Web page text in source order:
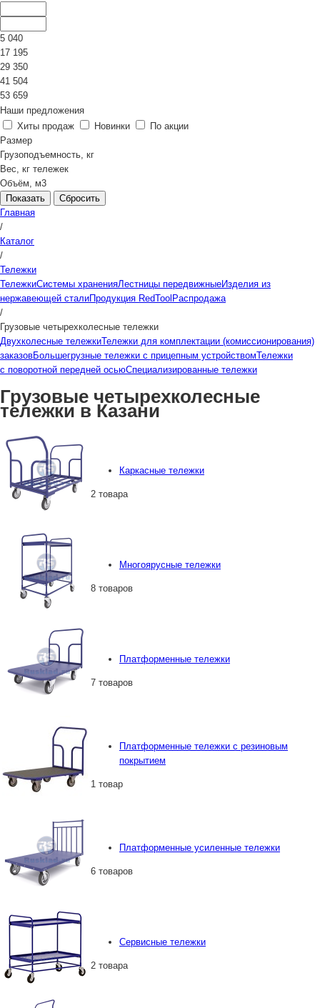
5 040
17 195
29 350
41 504
53 659
Наши предложения
Хиты продаж
Новинки
По акции
Размер
Грузоподъемность, кг
Вес, кг тележек
Объём, м3
Сбросить
Главная
/
Каталог
/
Тележки
ТележкиСистемы храненияЛестницы передвижныеИзделия из
нержавеющей сталиПродукция RedTool Распродажа
/
Грузовые четырехколесные тележки
Двухколесные тележкиТележки для комплектации (комиссионирования)
заказовБольшегрузные тележки с прицепным устройствомТележки
с поворотной передней осьюСпециализированные тележки
Грузовые четырехколесные
тележки в Казани
Каркасные тележки
2 товара
Многоярусные тележки
8 товаров
Платформенные тележки
7 товаров
Платформенные тележки с резиновым
покрытием
1 товар
Платформенные усиленные тележки
6 товаров
Сервисные тележки
2 товара